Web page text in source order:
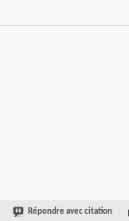
Répondre avec citation